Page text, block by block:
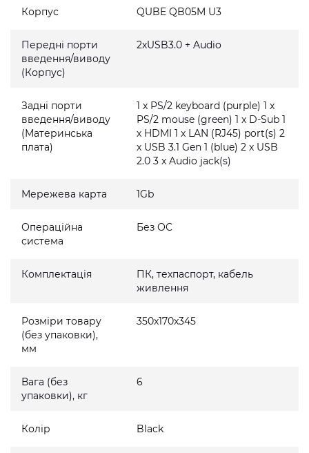
Корпус QUBE QB05M U3
Передні порти
введення/виводу
(Корпус)
2xUSB3.0 + Audio
Задні порти
введення/виводу
(Материнська
плата)
1 x PS/2 keyboard (purple) 1 x
PS/2 mouse (green) 1 x D-Sub 1
x HDMI 1 x LAN (RJ45) port(s) 2
x USB 3.1 Gen 1 (blue) 2 x USB
2.0 3 x Audio jack(s)
Мережева карта 1Gb
Операційна
система
Без ОС
Комплектація
ПК, техпаспорт, кабель
живлення
Розміри товару
(без упаковки),
мм
350x170x345
Вага (без
упаковки), кг
6
Колір Black